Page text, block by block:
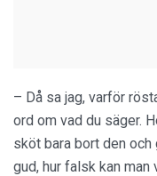
– Då sa jag, varför
ord om vad du säger.
sköt bara bort den och
gud, hur falsk kan